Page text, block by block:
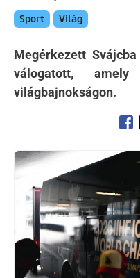
Sport Világ
Megérkezett
válogatott,
világbajnokságon.
Kép